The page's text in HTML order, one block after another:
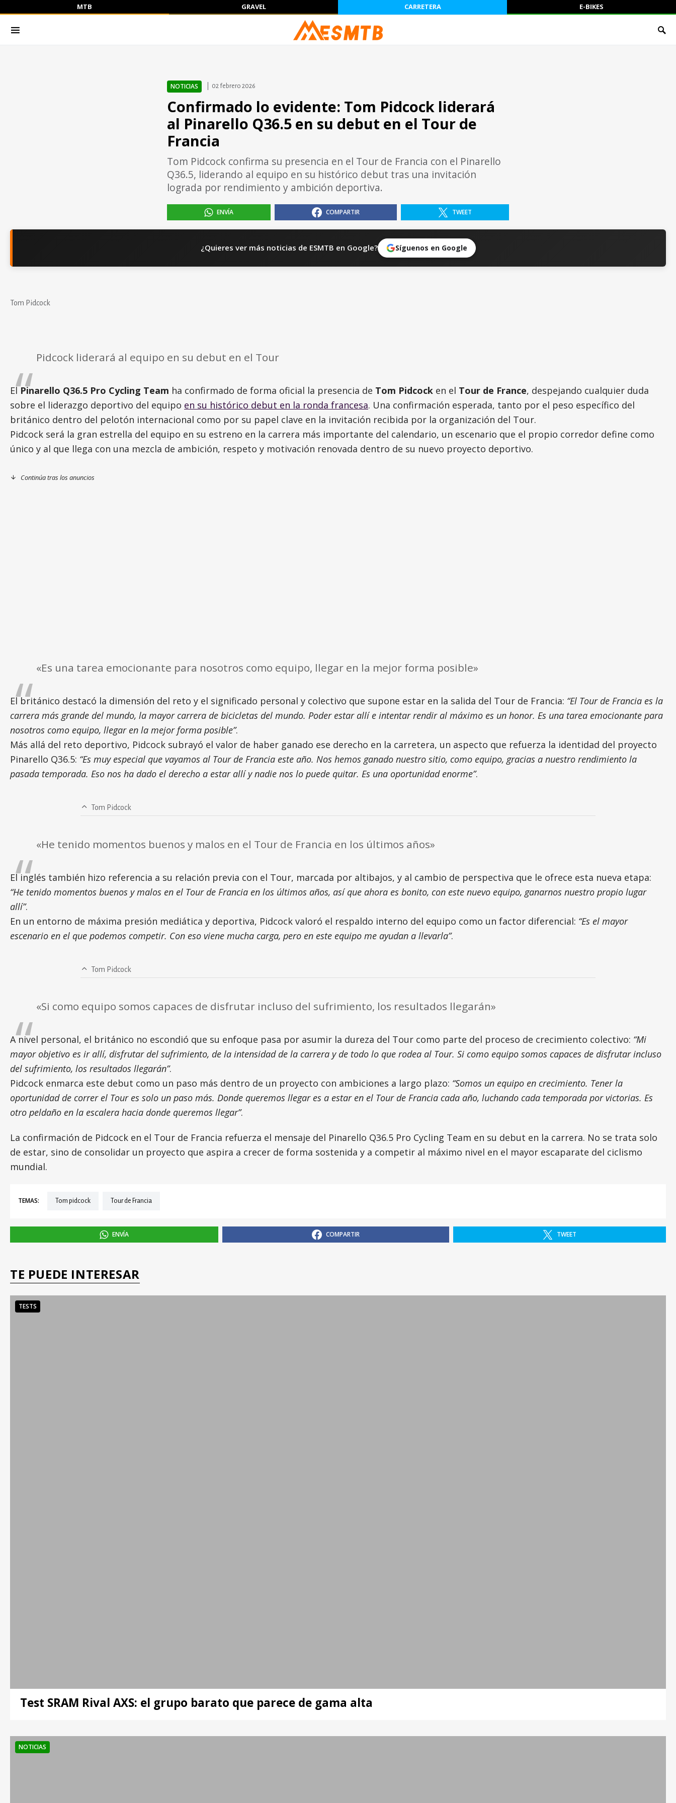
MTB GRAVEL CARRETERA E-BIKES
NOTICIAS 02 febrero 2026
Confirmado lo evidente: Tom Pidcock liderará
al Pinarello Q36.5 en su debut en el Tour de
Francia
Tom Pidcock confirma su presencia en el Tour de Francia con el Pinarello
Q36.5, liderando al equipo en su histórico debut tras una invitación
lograda por rendimiento y ambición deportiva.
ENVÍA COMPARTIR TWEET
¿Quieres ver más noticias de ESMTB en Google? Síguenos en Google
Tom Pidcock
Pidcock liderará al equipo en su debut en el Tour
ElPinarello Q36.5 Pro Cycling Team ha confirmado de forma oficial la presencia de Tom Pidcock en el Tour de France, despejando cualquier duda
sobre el liderazgo deportivo del equipo en su histórico debut en la ronda francesa. Una confirmación esperada, tanto por el peso específico del
británico dentro del pelotón internacional como por su papel clave en la invitación recibida por la organización del Tour.
Pidcock será la gran estrella del equipo en su estreno en la carrera más importante del calendario, un escenario que el propio corredor define como
único y al que llega con una mezcla de ambición, respeto y motivación renovada dentro de su nuevo proyecto deportivo.
Continúa tras los anuncios
«Es una tarea emocionante para nosotros como equipo, llegar en la mejor forma posible»
El británico destacó la dimensión del reto y el significado personal y colectivo que supone estar en la salida del Tour de Francia: “El Tour de Francia es la
carrera más grande del mundo, la mayor carrera de bicicletas del mundo. Poder estar allí e intentar rendir al máximo es un honor. Es una tarea emocionante para
nosotros como equipo, llegar en la mejor forma posible”.
Más allá del reto deportivo, Pidcock subrayó el valor de haber ganado ese derecho en la carretera, un aspecto que refuerza la identidad del proyecto
Pinarello Q36.5: “Es muy especial que vayamos al Tour de Francia este año. Nos hemos ganado nuestro sitio, como equipo, gracias a nuestro rendimiento la
pasada temporada. Eso nos ha dado el derecho a estar allí y nadie nos lo puede quitar. Es una oportunidad enorme”.
Tom Pidcock
«He tenido momentos buenos y malos en el Tour de Francia en los últimos años»
El inglés también hizo referencia a su relación previa con el Tour, marcada por altibajos, y al cambio de perspectiva que le ofrece esta nueva etapa:
“He tenido momentos buenos y malos en el Tour de Francia en los últimos años, así que ahora es bonito, con este nuevo equipo, ganarnos nuestro propio lugar
allí”.
En un entorno de máxima presión mediática y deportiva, Pidcock valoró el respaldo interno del equipo como un factor diferencial: “Es el mayor
escenario en el que podemos competir. Con eso viene mucha carga, pero en este equipo me ayudan a llevarla”.
Tom Pidcock
«Si como equipo somos capaces de disfrutar incluso del sufrimiento, los resultados llegarán»
A nivel personal, el británico no escondió que su enfoque pasa por asumir la dureza del Tour como parte del proceso de crecimiento colectivo: “Mi
mayor objetivo es ir allí, disfrutar del sufrimiento, de la intensidad de la carrera y de todo lo que rodea al Tour. Si como equipo somos capaces de disfrutar incluso
del sufrimiento, los resultados llegarán”.
Pidcock enmarca este debut como un paso más dentro de un proyecto con ambiciones a largo plazo: “Somos un equipo en crecimiento. Tener la
oportunidad de correr el Tour es solo un paso más. Donde queremos llegar es a estar en el Tour de Francia cada año, luchando cada temporada por victorias. Es
otro peldaño en la escalera hacia donde queremos llegar”.
La confirmación de Pidcock en el Tour de Francia refuerza el mensaje del Pinarello Q36.5 Pro Cycling Team en su debut en la carrera. No se trata solo
de estar, sino de consolidar un proyecto que aspira a crecer de forma sostenida y a competir al máximo nivel en el mayor escaparate del ciclismo
mundial.
TEMAS: Tom pidcock Tour de Francia
ENVÍA COMPARTIR TWEET
TE PUEDE INTERESAR
TESTS
Test SRAM Rival AXS: el grupo barato que parece de gama alta
NOTICIAS